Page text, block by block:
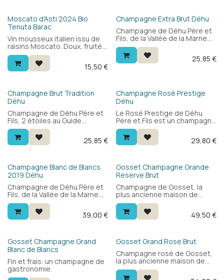
des tapas et poissons aux
viandes blanches et
fromages.
et pour toutes vos occasions
festives.
Bio
Moscato d'Asti 2024 Bio
Tenuta Barac
Vin mousseux italien issu de
raisins Moscato. Doux, fruité,
élégant et léger, avec des
bulles fines. À déguster à
l'apéritif ou avec un dessert.
15,50 €
Champagne Extra Brut Déhu
Champagne de Déhu Père et
Fils, de la Vallée de la Marne.
Principalement pinot meunier
: rond, fruité et agréable.
Extra brut — même style que
25,85 €
Champagne Brut Tradition
Déhu
Champagne de Déhu Père et
Fils, 2 étoiles au Guide
Hachette 2021. Fruité et rond,
dominé par le pinot meunier.
Très agréable en apéritif ou
en champagne.
25,85 €
Champagne Rosé Prestige
Déhu
Le Rosé Prestige de Déhu
Père et Fils est un champagne
généreux et fruité de la Vallée
de la Marne. Le pinot meunier
dominant apporte framboise,
Accessible, festif, parfait à
table.
29,80 €
Champagne Blanc de Blancs
2019 Déhu
Champagne de Déhu Père et
Fils, de la Vallée de la Marne.
100% chardonnay : rond,
puissant et fin, avec un bel
équilibre et une longue finale.
rapport qualité-prix.
39,00 €
Gosset Champagne Grande
Reserve Brut
Champagne de Gosset, la
plus ancienne maison de
Champagne depuis 1584.
Blend de chardonnay, pinot
noir et pinot meunier : ample
fraîcheur minérale. Sans
fermentation malolactique
pour plus de vivacité et de
potentiel de garde.
49,50 €
Gosset Champagne Grand
Blanc de Blancs
Fin et frais: un champagne de
gastronomie.
Gosset Grand Rose Brut
Champagne rosé de Gosset,
la plus ancienne maison de
Champagne depuis 1584.
Blend de chardonnay et pinot